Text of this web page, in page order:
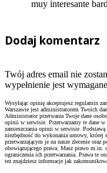
muy interesante
Dodaj komentarz
Twój adres email nie
wypełnienie jest
Wysyłając opinię akceptujesz regulamin
Warszawie jest administratorem Twoich
Administrator przetwarza Twoje dane
opinii w serwisie. Przetwarzamy te dane
zamieszczania opinii w serwisie.
niezbędność do wykonania umowy, której
przetwarzającym je na nasze zlecenie
obowiązującego prawa. Masz prawo m.in.
ograniczenia ich przetwarzania. Prawa te
też znajdziesz informacje jak